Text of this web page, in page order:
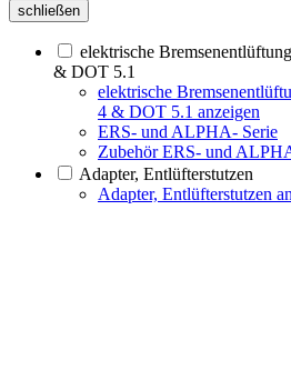
schließen
elektrische
& DOT 5.1
elektrische
4 & DOT 5.1 anzeigen
ERS- und ALPHA- Serie
Zubehör ERS- und
Adapter, Entlüfterstutzen
Adapter, Entlüfterstutzen